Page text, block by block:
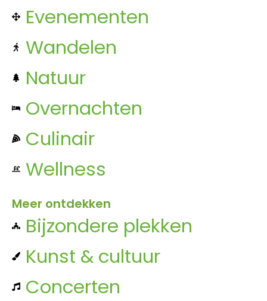
Evenementen
Wandelen
Natuur
Overnachten
Culinair
Wellness
Meer ontdekken
Bijzondere plekken
Kunst & cultuur
Concerten